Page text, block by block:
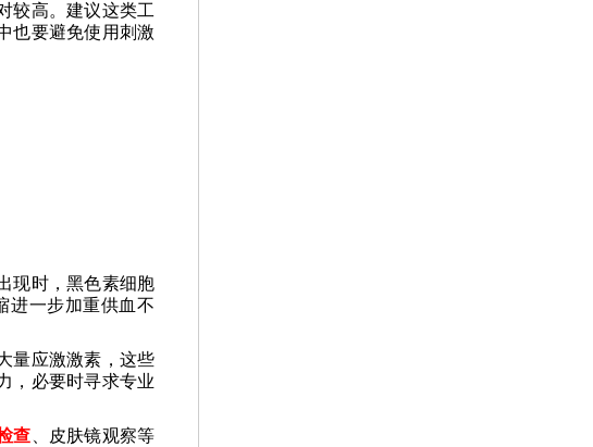
较高。建议这类工
也要避免使用刺激
现时，黑色素细胞
进一步加重供血不
量应激激素，这些
，必要时寻求专业
查 、皮肤镜观察等